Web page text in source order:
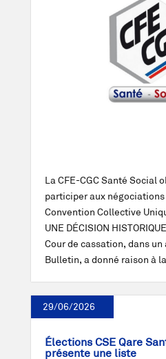
La CFE-CGC Santé Social
participer aux
Convention Collective
UNE DÉCISION
Cour de cassation, dans
Bulletin, a donné raison à
Élections CSE Qare
présente une liste
29/06/2026